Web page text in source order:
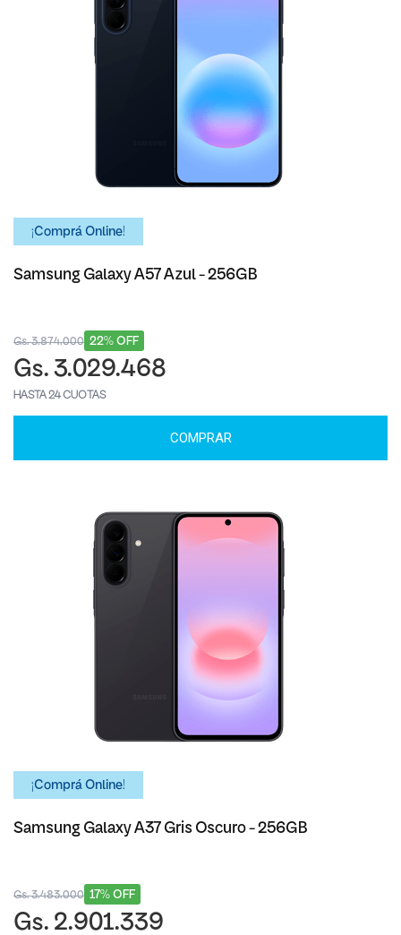
¡Comprá Online!
Samsung Galaxy A57 Azul - 256GB
22% OFF
Gs. 3.874.000
Gs. 3.029.468
HASTA 24 CUOTAS
COMPRAR
¡Comprá Online!
Samsung Galaxy A37 Gris Oscuro - 256GB
17% OFF
Gs. 3.483.000
Gs. 2.901.339